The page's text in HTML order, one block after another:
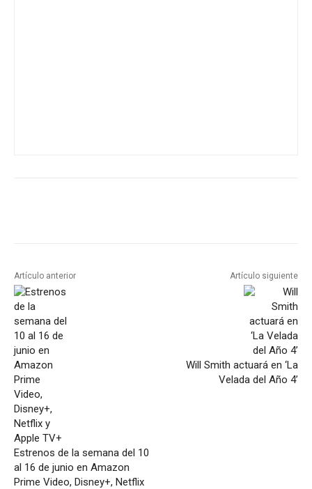
Artículo anterior
Estrenos de la semana del 10
al 16 de junio en Amazon
Prime Video, Disney+, Netflix
Artículo siguiente
Will Smith actuará en ‘La
Velada del Año 4’